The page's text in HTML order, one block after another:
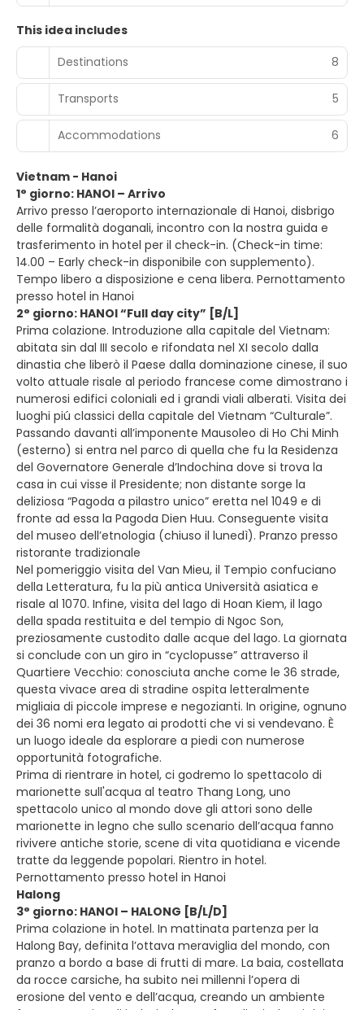
This idea includes
Destinations
8
Transports 5
Accommodations 6
Vietnam - Hanoi
1° giorno: HANOI – Arrivo
Arrivo presso l’aeroporto internazionale di Hanoi, disbrigo
delle formalità doganali, incontro con la nostra guida e
trasferimento in hotel per il check-in. (Check-in time:
14.00 – Early check-in disponibile con supplemento).
Tempo libero a disposizione e cena libera. Pernottamento
presso hotel in Hanoi
2° giorno: HANOI “Full day city” [B/L]
Prima colazione. Introduzione alla capitale del Vietnam:
abitata sin dal III secolo e rifondata nel XI secolo dalla
dinastia che liberò il Paese dalla dominazione cinese, il suo
volto attuale risale al periodo francese come dimostrano i
numerosi edifici coloniali ed i grandi viali alberati. Visita dei
luoghi piú classici della capitale del Vietnam “Culturale”.
Passando davanti all’imponente Mausoleo di Ho Chi Minh
(esterno) si entra nel parco di quella che fu la Residenza
del Governatore Generale d’Indochina dove si trova la
casa in cui visse il Presidente; non distante sorge la
deliziosa “Pagoda a pilastro unico” eretta nel 1049 e di
fronte ad essa la Pagoda Dien Huu. Conseguente visita
del museo dell’etnologia (chiuso il lunedì). Pranzo presso
ristorante tradizionale
Nel pomeriggio visita del Van Mieu, il Tempio confuciano
della Letteratura, fu la più antica Università asiatica e
risale al 1070. Infine, visita del lago di Hoan Kiem, il lago
della spada restituita e del tempio di Ngoc Son,
preziosamente custodito dalle acque del lago. La giornata
si conclude con un giro in “cyclopusse” attraverso il
Quartiere Vecchio: conosciuta anche come le 36 strade,
questa vivace area di stradine ospita letteralmente
migliaia di piccole imprese e negozianti. In origine, ognuno
dei 36 nomi era legato ai prodotti che vi si vendevano. È
un luogo ideale da esplorare a piedi con numerose
opportunità fotografiche.
Prima di rientrare in hotel, ci godremo lo spettacolo di
marionette sull'acqua al teatro Thang Long, uno
spettacolo unico al mondo dove gli attori sono delle
marionette in legno che sullo scenario dell’acqua fanno
rivivere antiche storie, scene di vita quotidiana e vicende
tratte da leggende popolari. Rientro in hotel.
Pernottamento presso hotel in Hanoi
Halong
3° giorno: HANOI – HALONG [B/L/D]
Prima colazione in hotel. In mattinata partenza per la
Halong Bay, definita l’ottava meraviglia del mondo, con
pranzo a bordo a base di frutti di mare. La baia, costellata
da rocce carsiche, ha subito nei millenni l’opera di
erosione del vento e dell’acqua, creando un ambiente